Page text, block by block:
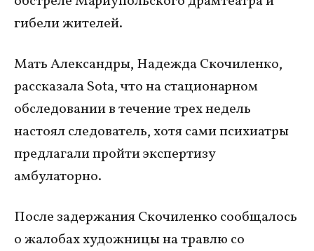
гибели жителей.
Мать Александры, Надежда Скочиленко,
рассказала Sota, что на стационарном
обследовании в течение трех недель
настоял следователь, хотя сами психиатры
предлагали пройти экспертизу
амбулаторно.
После задержания Скочиленко сообщалось
о жалобах художницы на травлю со